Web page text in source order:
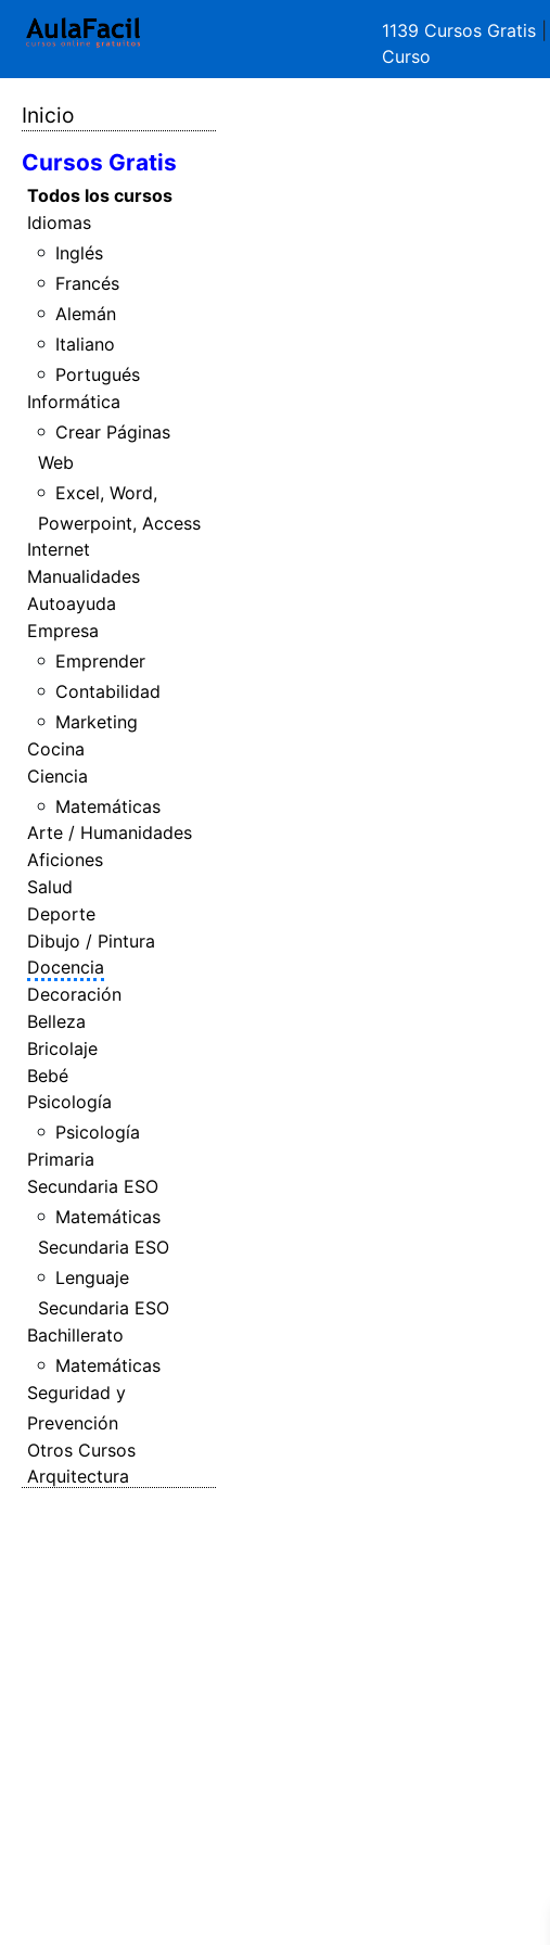
1139 Cursos Gratis
Curso
Inicio
Cursos Gratis
Todos los cursos
Idiomas
Inglés
Francés
Alemán
Italiano
Portugués
Informática
Crear Páginas
Web
Excel, Word,
Powerpoint, Access
Internet
Manualidades
Autoayuda
Empresa
Emprender
Contabilidad
Marketing
Cocina
Ciencia
Matemáticas
Arte / Humanidades
Aficiones
Salud
Deporte
Dibujo / Pintura
Docencia
Decoración
Belleza
Bricolaje
Bebé
Psicología
Psicología
Primaria
Secundaria ESO
Matemáticas
Secundaria ESO
Lenguaje
Secundaria ESO
Bachillerato
Matemáticas
Seguridad y
Prevención
Otros Cursos
Arquitectura